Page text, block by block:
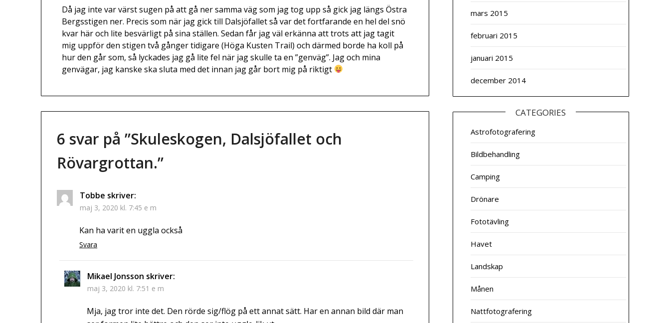
Då jag inte var värst sugen på att gå ner samma väg som jag tog upp så gick jag längs Östra
Bergsstigen ner. Precis som när jag gick till Dalsjöfallet så var det fortfarande en hel del snö
kvar här och lite besvärligt på sina ställen. Sedan får jag väl erkänna att trots att jag tagit
mig uppför den stigen två gånger tidigare (Höga Kusten Trail) och därmed borde ha koll på
hur den går som, så lyckades jag gå lite fel när jag skulle ta en ”genväg”. Jag och mina
genvägar, jag kanske ska sluta med det innan jag går bort mig på riktigt
6 svar på ”Skuleskogen, Dalsjöfallet och
Rövargrottan.”
Tobbe skriver:
maj 3, 2020 kl. 7:45 e m
Kan ha varit en uggla också
Svara
Mikael Jonsson skriver:
maj 3, 2020 kl. 7:51 e m
Mja, jag tror inte det. Den rörde sig/flög på ett annat sätt. Har en annan bild där man
mars 2015
februari 2015
januari 2015
december 2014
CATEGORIES
Astrofotografering
Bildbehandling
Camping
Drönare
Fototävling
Havet
Landskap
Månen
Nattfotografering